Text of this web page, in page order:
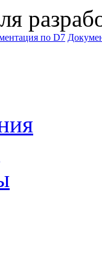
по D7